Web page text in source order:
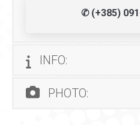
✆ (+385)
INFO:
PHOTO: